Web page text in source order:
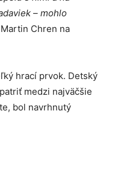
– mohlo
Chren na
hrací prvok. Detský
medzi najväčšie
bol navrhnutý